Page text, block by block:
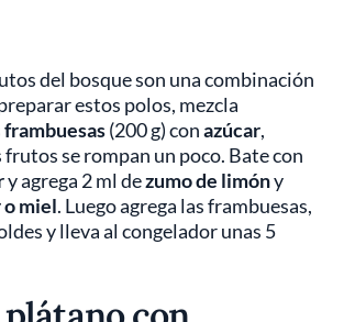
del bosque son una combinación
estos polos, mezcla
frambuesas(200 g) conazúcar,
se rompan un poco. Bate con
y agrega 2 ml dezumo de limóny
o miel. Luego agrega las frambuesas,
y lleva al congelador unas 5